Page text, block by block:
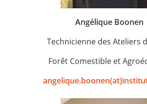
Angélique Boonen
Technicienne des Ateliers
Forêt Comestible et